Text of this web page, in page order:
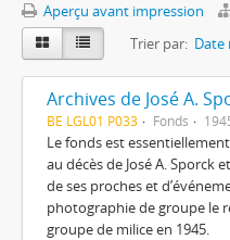
Aperçu avant impression
Trier par: Date
Archives de José A.
BE LGL01 P033 Fonds
Le fonds est
au décès de José A. Sporck
de ses proches et
photographie de groupe le
groupe de milice en 1945.